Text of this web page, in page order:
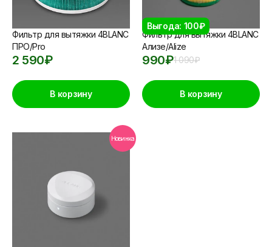
Фильтр для вытяжки 4BLANC
ПРО/Pro
2 590₽
В корзину
Выгода: 100₽
Фильтр для вытяжки 4BLANC
Ализе/Alize
1 090₽
990₽
В корзину
Новинка